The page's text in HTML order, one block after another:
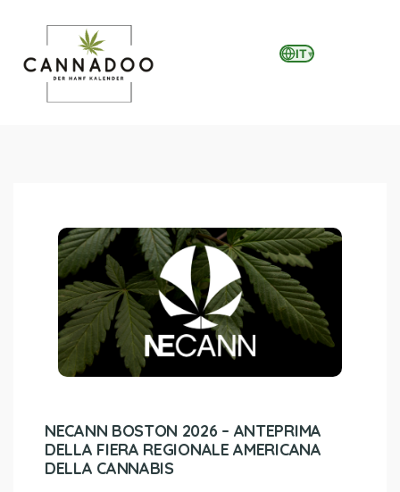
IT▾
NECANN BOSTON 2026 – ANTEPRIMA
DELLA FIERA REGIONALE AMERICANA
DELLA CANNABIS